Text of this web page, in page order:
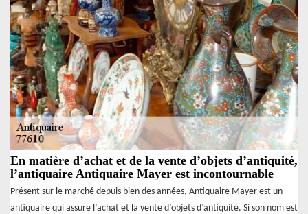
En matière d’achat et de la vente d’objets d’antiquité,
l’antiquaire Antiquaire Mayer est incontournable
Présent sur le marché depuis bien des années, Antiquaire Mayer est un
antiquaire qui assure l’achat et la vente d’objets d’antiquité. Si son nom est